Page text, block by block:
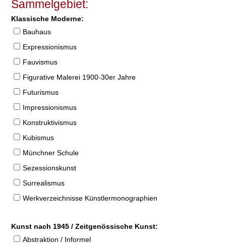
Sammelgebiet:
Klassische Moderne:
Bauhaus
Expressionismus
Fauvismus
Figurative Malerei 1900-30er Jahre
Futurismus
Impressionismus
Konstruktivismus
Kubismus
Münchner Schule
Sezessionskunst
Surrealismus
Werkverzeichnisse Künstlermonographien
Kunst nach 1945 / Zeitgenössische Kunst:
Abstraktion / Informel